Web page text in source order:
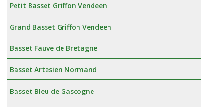
Petit Basset Griffon Vendeen
Grand Basset Griffon Vendeen
Basset Fauve de Bretagne
Basset Artesien Normand
Basset Bleu de Gascogne